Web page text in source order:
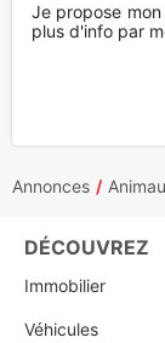
Je propose
plus d'info par
Annonces
DÉCOUVREZ
Immobilier
Véhicules